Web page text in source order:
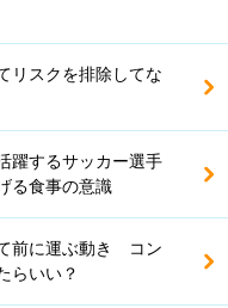
リスクを排除してな
躍するサッカー選手
る食事の意識
前に運ぶ動き コン
らいい？